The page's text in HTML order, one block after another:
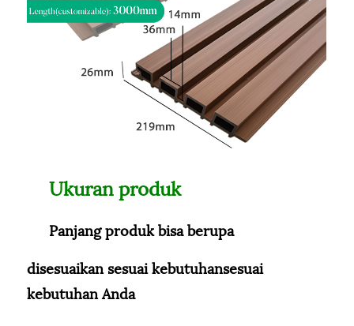
Ukuran produk
Panjang produk bisa berupa
disesuaikan sesuai kebutuhansesuai
kebutuhan Anda